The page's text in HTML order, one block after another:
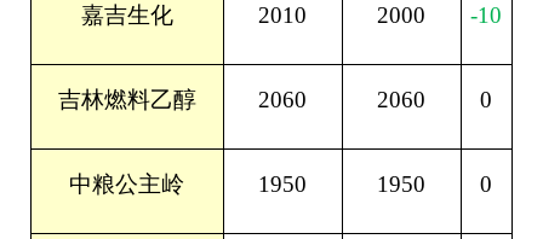
嘉吉生化 2010 2000 -10
吉林燃料乙醇 2060 2060 0
中粮公主岭 1950 1950 0